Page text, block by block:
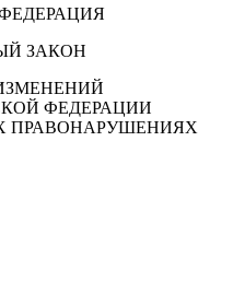
ЗАКОН
ФЕДЕРАЦИИ
ПРАВОНАРУШЕНИЯХ